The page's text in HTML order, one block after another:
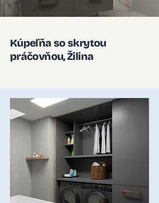
Kúpeľňa so skrytou
práčovňou, Žilina